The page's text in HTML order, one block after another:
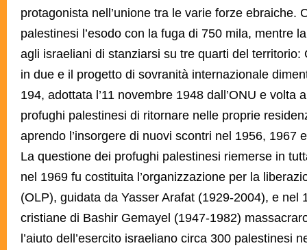
protagonista nell’unione tra le varie forze ebraiche.
palestinesi l’esodo con la fuga di 750 mila, mentre
agli israeliani di stanziarsi su tre quarti del territorio:
in due e il progetto di sovranità internazionale
194, adottata l’11 novembre 1948 dall’ONU e volta
profughi palestinesi di ritornare nelle proprie
aprendo l’insorgere di nuovi scontri nel 1956, 1967
La questione dei profughi palestinesi riemerse in
nel 1969 fu costituita l’organizzazione per la
(OLP), guidata da Yasser Arafat (1929-2004), e nel
cristiane di Bashir Gemayel (1947-1982)
l’aiuto dell’esercito israeliano circa 300 palestinesi